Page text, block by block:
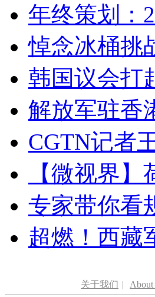
年终策划：
悼念冰桶挑
韩国议会打
解放军驻香
CGTN记者
【微视界
专家带你看
超燃！西藏
关于我们 | About